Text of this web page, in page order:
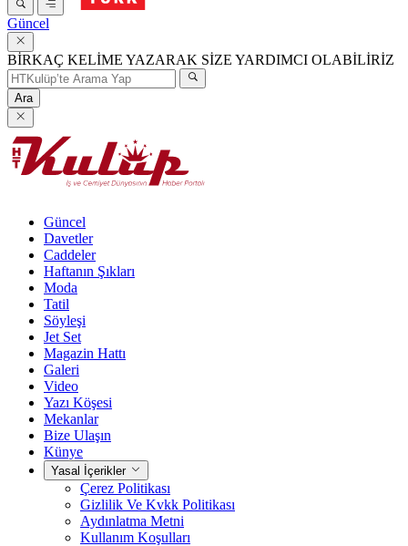
Güncel
BİRKAÇ KELİME YAZARAK SİZE YARDIMCI OLABİLİRİZ
Ara
Güncel
Davetler
Caddeler
Haftanın Şıkları
Moda
Tatil
Söyleşi
Jet Set
Magazin Hattı
Galeri
Video
Yazı Köşesi
Mekanlar
Bize Ulaşın
Künye
Yasal İçerikler
Çerez Politikası
Gizlilik Ve Kvkk Politikası
Aydınlatma Metni
Kullanım Koşulları